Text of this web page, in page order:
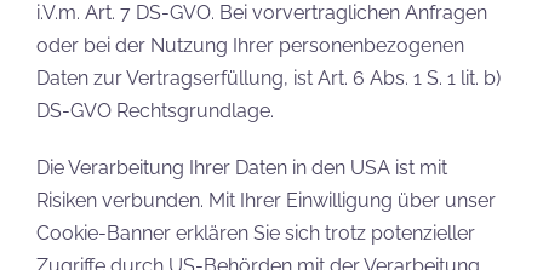
i.V.m. Art. 7 DS-GVO. Bei vorvertraglichen Anfragen
oder bei der Nutzung Ihrer personenbezogenen
Daten zur Vertragserfüllung, ist Art. 6 Abs. 1 S. 1 lit. b)
DS-GVO Rechtsgrundlage.
Die Verarbeitung Ihrer Daten in den USA ist mit
Risiken verbunden. Mit Ihrer Einwilligung über unser
Cookie-Banner erklären Sie sich trotz potenzieller